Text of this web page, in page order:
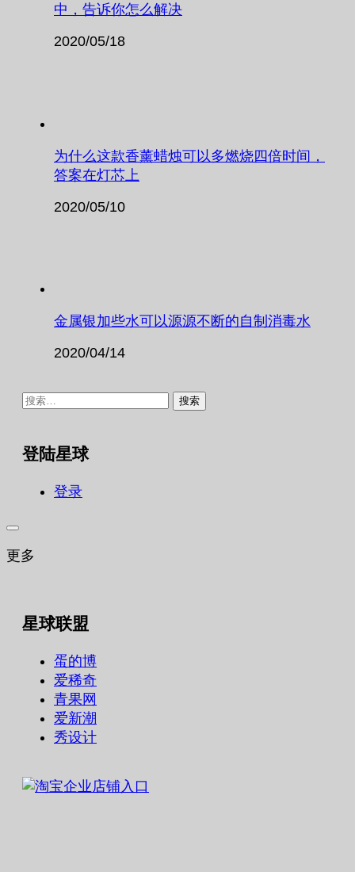
中，告诉你怎么解决
2020/05/18
为什么这款香薰蜡烛可以多燃烧四倍时间，
答案在灯芯上
2020/05/10
金属银加些水可以源源不断的自制消毒水
2020/04/14
搜
登陆星球
登录
更多
星球联盟
蛋的博
爱稀奇
青果网
爱新潮
秀设计